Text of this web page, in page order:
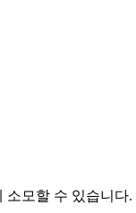
소모할 수 있습니다.